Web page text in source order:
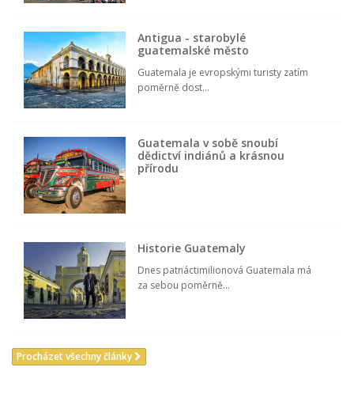
Antigua - starobylé
guatemalské město
Guatemala je evropskými turisty zatím
poměrně dost...
Guatemala v sobě snoubí
dědictví indiánů a krásnou
přírodu
Historie Guatemaly
Dnes patnáctimilionová Guatemala má
za sebou poměrně...
Procházet všechny články